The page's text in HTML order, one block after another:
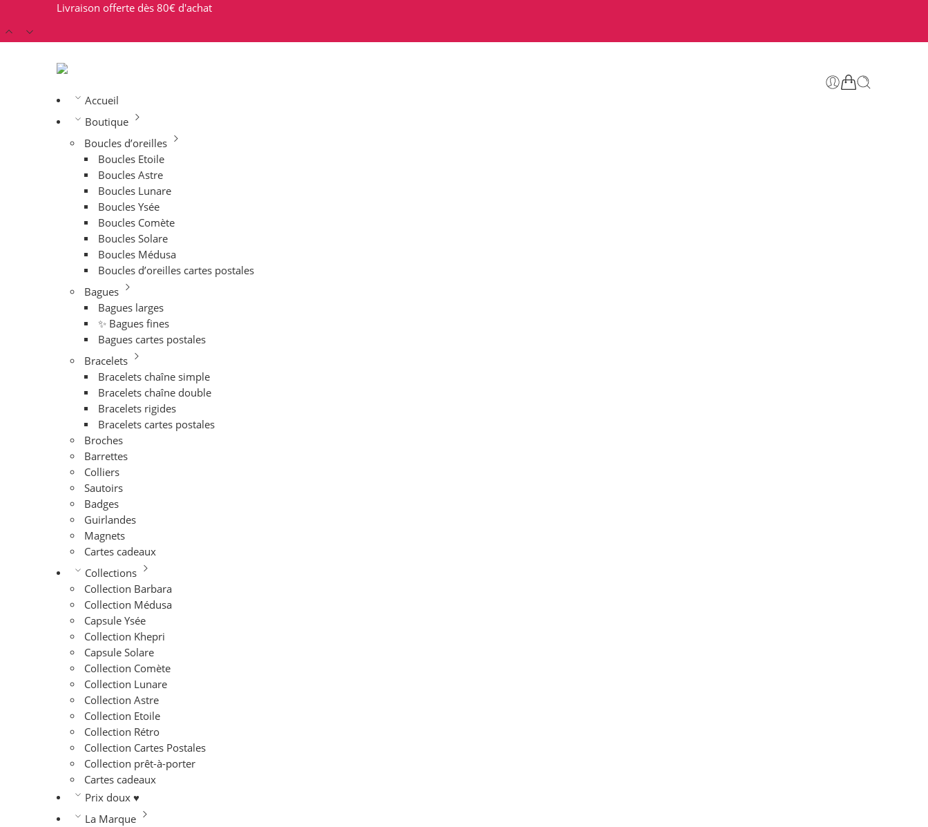
Livraison offerte dès 80€ d'achat
Accueil
Boutique
Boucles d’oreilles
Boucles Etoile
Boucles Astre
Boucles Lunare
Boucles Ysée
Boucles Comète
Boucles Solare
Boucles Médusa
Boucles d’oreilles cartes postales
Bagues
Bagues larges
✨ Bagues fines
Bagues cartes postales
Bracelets
Bracelets chaîne simple
Bracelets chaîne double
Bracelets rigides
Bracelets cartes postales
Broches
Barrettes
Colliers
Sautoirs
Badges
Guirlandes
Magnets
Cartes cadeaux
Collections
Collection Barbara
Collection Médusa
Capsule Ysée
Collection Khepri
Capsule Solare
Collection Comète
Collection Lunare
Collection Astre
Collection Etoile
Collection Rétro
Collection Cartes Postales
Collection prêt-à-porter
Cartes cadeaux
Prix doux ♥
La Marque